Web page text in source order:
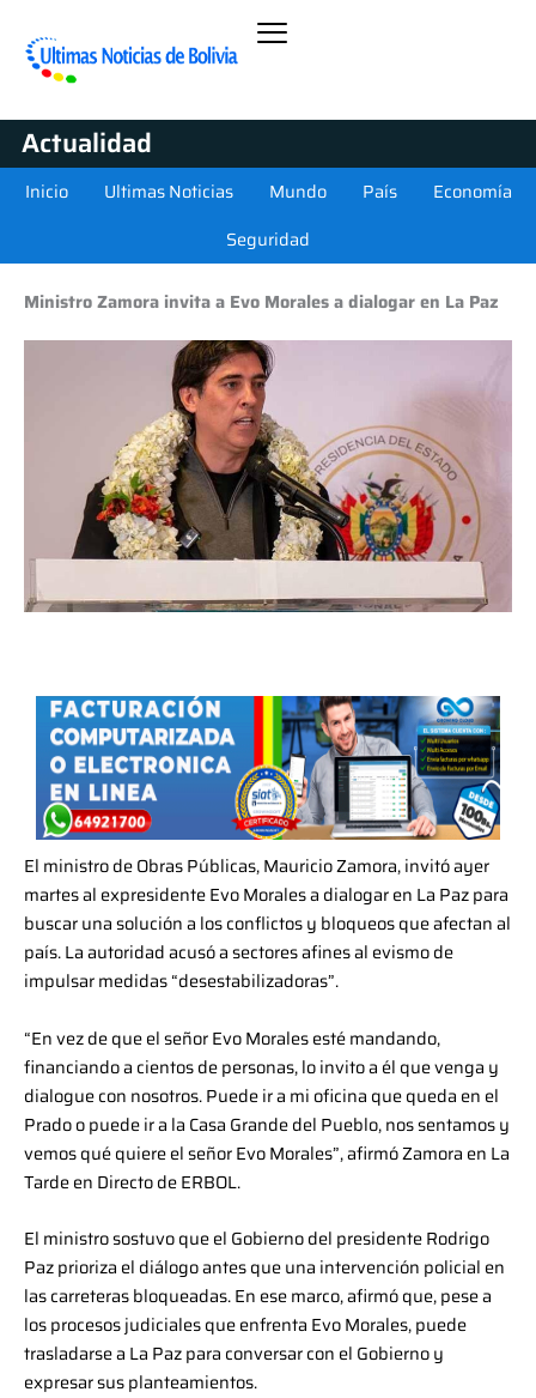
Actualidad
Inicio Ultimas Noticias Mundo País
Economía
Seguridad
Ministro Zamora invita a Evo Morales a dialogar en La Paz
El ministro de Obras Públicas, Mauricio Zamora, invitó ayer
martes al expresidente Evo Morales a dialogar en La Paz para
buscar una solución a los conflictos y bloqueos que afectan al
país. La autoridad acusó a sectores afines al evismo de
impulsar medidas “desestabilizadoras”.
“En vez de que el señor Evo Morales esté mandando,
financiando a cientos de personas, lo invito a él que venga y
dialogue con nosotros. Puede ir a mi oficina que queda en el
Prado o puede ir a la Casa Grande del Pueblo, nos sentamos y
vemos qué quiere el señor Evo Morales”, afirmó Zamora en La
Tarde en Directo de ERBOL.
El ministro sostuvo que el Gobierno del presidente Rodrigo
Paz prioriza el diálogo antes que una intervención policial en
las carreteras bloqueadas. En ese marco, afirmó que, pese a
los procesos judiciales que enfrenta Evo Morales, puede
trasladarse a La Paz para conversar con el Gobierno y
expresar sus planteamientos.